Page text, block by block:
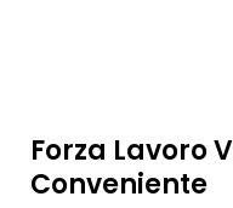
Forza Lavoro
Conveniente